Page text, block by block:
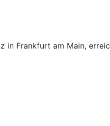
in Frankfurt am Main,